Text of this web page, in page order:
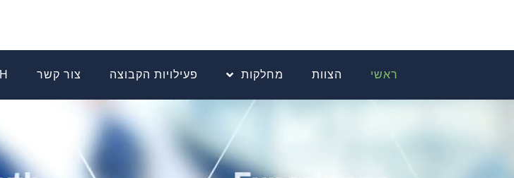
ראשי הצוות מחלקות פעילויות הקבוצה צור קשר